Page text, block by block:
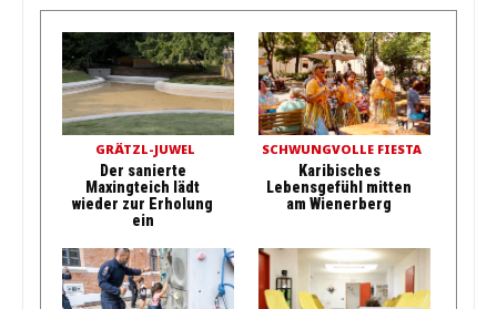
GRÄTZL-JUWEL
Der sanierte
Maxingteich lädt
wieder zur Erholung
ein
SCHWUNGVOLLE FIESTA
Karibisches
Lebensgefühl mitten
am Wienerberg